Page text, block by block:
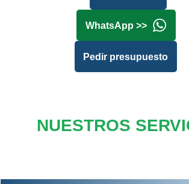
WhatsApp >>
Pedir presupuesto
NUESTROS